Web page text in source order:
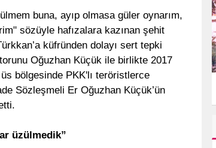
buna, ayıp olmasa güler oynarım,
sözüyle hafızalara kazınan şehit
küfründen dolayı sert tepki
Oğuzhan Küçük ile birlikte 2017
bölgesinde PKK'lı teröristlerce
Sözleşmeli Er Oğuzhan Küçük’ün
üzülmedik”